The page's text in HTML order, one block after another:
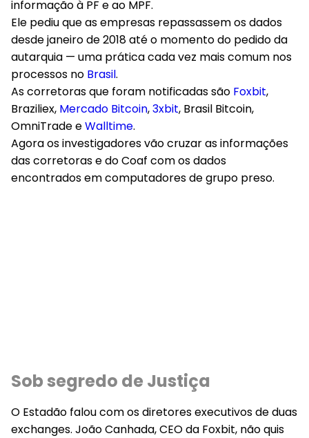
informação à PF e ao MPF.
Ele pediu que as empresas repassassem os dados
desde janeiro de 2018 até o momento do pedido da
autarquia — uma prática cada vez mais comum nos
processos no Brasil.
As corretoras que foram notificadas são Foxbit,
Braziliex, Mercado Bitcoin,3xbit, Brasil Bitcoin,
OmniTrade eWalltime.
Agora os investigadores vão cruzar as informações
das corretoras e do Coaf com os dados
encontrados em computadores de grupo preso.
Sob segredo de Justiça
O Estadão falou com os diretores executivos de duas
exchanges. João Canhada, CEO da Foxbit, não quis